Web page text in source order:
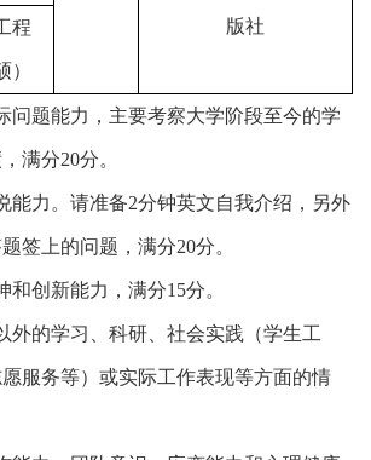
版社
程
）
问题能力，主要考察大学阶段至今的学
满分20分。
能力。请准备2分钟英文自我介绍，另外
签上的问题，满分20分。
和创新能力，满分15分。
外的学习、科研、社会实践（学生工
服务等）或实际工作表现等方面的情